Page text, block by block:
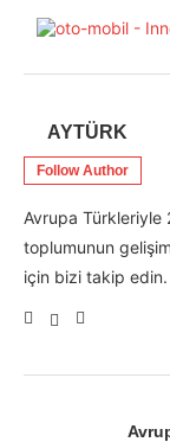
AYTÜRK
Follow Author
Avrupa Türkleriyle
toplumunun
için bizi takip edin.